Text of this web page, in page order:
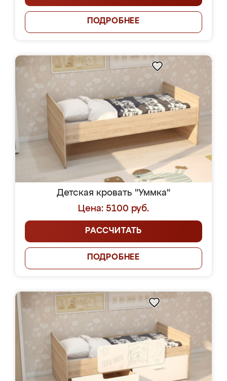
ПОДРОБНЕЕ
Детская кровать "Уммка"
Цена: 5100 руб.
РАССЧИТАТЬ
ПОДРОБНЕЕ